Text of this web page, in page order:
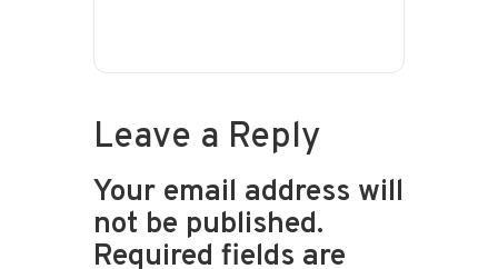
Leave a Reply
Your email address will
not be published.
Required fields are